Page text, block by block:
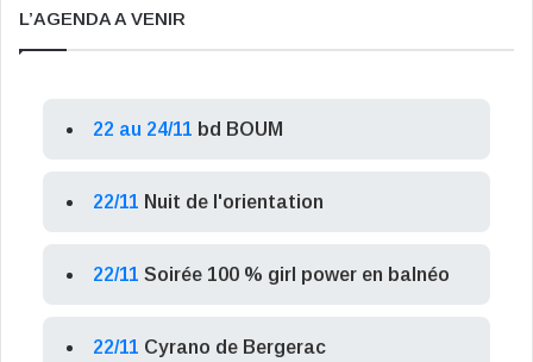
L’AGENDA A VENIR
22 au 24/11 bd BOUM
22/11 Nuit de l'orientation
22/11 Soirée 100 % girl power en balnéo
22/11 Cyrano de Bergerac